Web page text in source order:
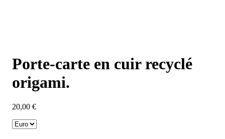
Porte-carte en cuir recyclé
origami.
20,00 €